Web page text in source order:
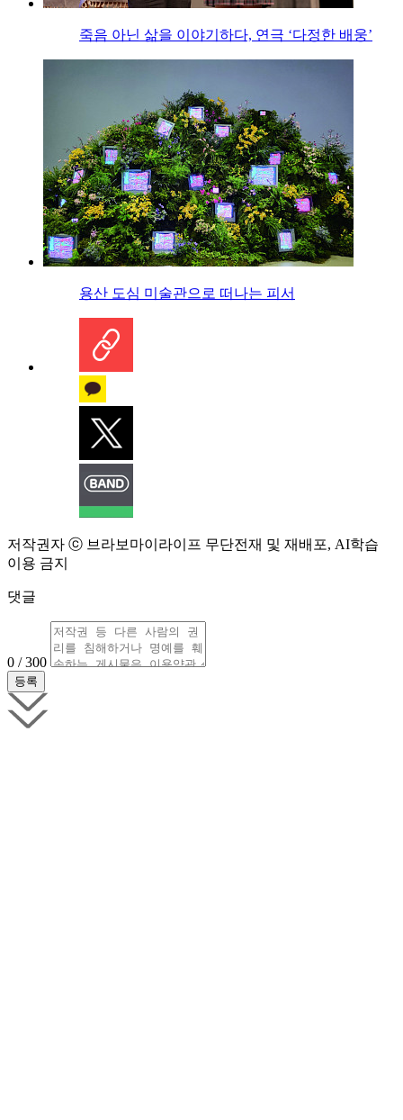
죽음 아닌 삶을 이야기하다, 연극 ‘다정한 배웅’
용산 도심 미술관으로 떠나는 피서
저작권자 ⓒ 브라보마이라이프 무단전재 및 재배포, AI학습
이용 금지
댓글
0 / 300